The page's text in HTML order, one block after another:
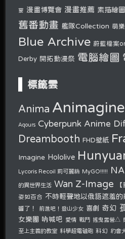
宴 漫畫博覽會 漫畫推薦 素描繪圖
舊番動畫 艦隊Collection 萌
Blue Archive 蔚藍檔案
Derby 開拓動漫祭 電腦繪圖
標籤雲
Anima Animagine
Aqours Cyberpunk Anime
Dreambooth FHD壁紙
Imagine Hololive
Lycoris Recoil 莉可麗絲 MyGO!!!!!
的異世界生活 Wan Z-Image
姿如百合 不時輕聲地以俄語遮羞的
醬了！ 前進吧！登山少女 喜劇 奇幻
女樂團 吶喊吧
愛情 戰鬥 搖曳露營△
至上主義的教室 科學超電磁砲 科幻 約會